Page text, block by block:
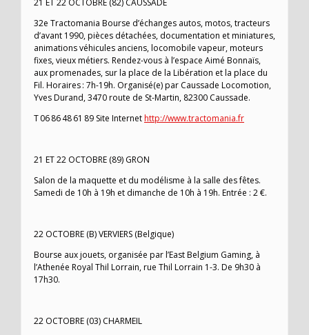
21 ET 22 OCTOBRE (82) CAUSSADE
32e Tractomania Bourse d’échanges autos, motos, tracteurs
d’avant 1990, pièces détachées, documentation et miniatures,
animations véhicules anciens, locomobile vapeur, moteurs
fixes, vieux métiers. Rendez-vous à l’espace Aimé Bonnaïs,
aux promenades, sur la place de la Libération et la place du
Fil. Horaires : 7h-19h. Organisé(e) par Caussade Locomotion,
Yves Durand, 3470 route de St-Martin, 82300 Caussade.
T 06 86 48 61 89 Site Internethttp://www.tractomania.fr
21 ET 22 OCTOBRE (89) GRON
Salon de la maquette et du modélisme à la salle des fêtes.
Samedi de 10h à 19h et dimanche de 10h à 19h. Entrée : 2 €.
22 OCTOBRE (B) VERVIERS (Belgique)
Bourse aux jouets, organisée par l’East Belgium Gaming, à
l’Athenée Royal Thil Lorrain, rue Thil Lorrain 1-3. De 9h30 à
17h30.
22 OCTOBRE (03) CHARMEIL